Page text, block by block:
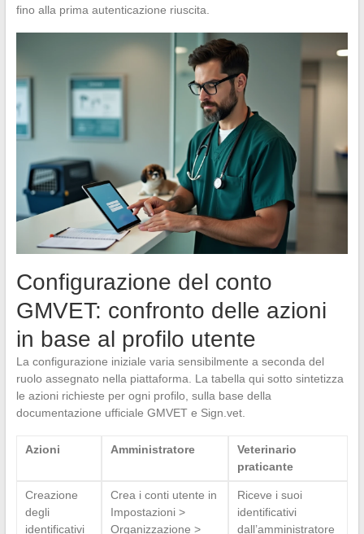
fino alla prima autenticazione riuscita.
Configurazione del conto
GMVET: confronto delle azioni
in base al profilo utente
La configurazione iniziale varia sensibilmente a seconda del
ruolo assegnato nella piattaforma. La tabella qui sotto sintetizza
le azioni richieste per ogni profilo, sulla base della
documentazione ufficiale GMVET e Sign.vet.
Azioni Amministratore
Veterinario
praticante
Creazione
degli
identificativi
Crea i conti utente in
Impostazioni >
Organizzazione >
Riceve i suoi
identificativi
dall’amministratore